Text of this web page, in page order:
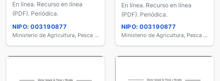
En línea. Recurso en línea
(PDF). Periódica.
NIPO: 003190877
Ministerio de Agricultura, Pesca y Alimentación
En línea. Recurso en línea
(PDF). Periódica.
NIPO: 003190877
Ministerio de Agricultura, Pesca y Alimentación